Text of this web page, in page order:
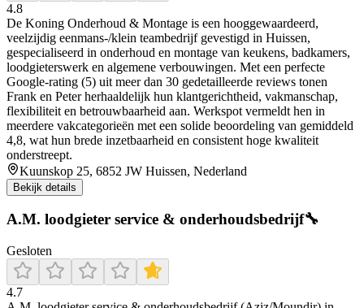
4.8
De Koning Onderhoud & Montage is een hooggewaardeerd,
veelzijdig eenmans-/klein teambedrijf gevestigd in Huissen,
gespecialiseerd in onderhoud en montage van keukens, badkamers,
loodgieterswerk en algemene verbouwingen. Met een perfecte
Google-rating (5) uit meer dan 30 gedetailleerde reviews tonen
Frank en Peter herhaaldelijk hun klantgerichtheid, vakmanschap,
flexibiliteit en betrouwbaarheid aan. Werkspot vermeldt hen in
meerdere vakcategorieën met een solide beoordeling van gemiddeld
4,8, wat hun brede inzetbaarheid en consistent hoge kwaliteit
onderstreept.
Kuunskop 25, 6852 JW Huissen, Nederland
Bekijk details
A.M. loodgieter service & onderhoudsbedrijf🔧
Gesloten
4.7